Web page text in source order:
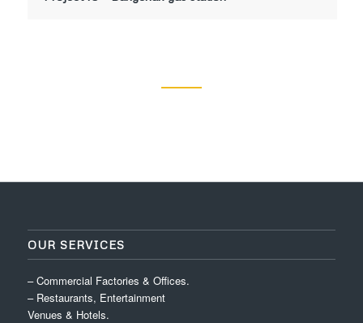
OUR SERVICES
– Commercial Factories & Offices.
– Restaurants, Entertainment
Venues & Hotels.